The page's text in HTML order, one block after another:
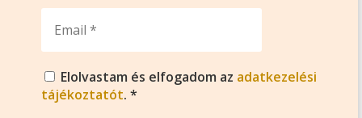
Elolvastam és elfogadom az adatkezelési
tájékoztatót. *